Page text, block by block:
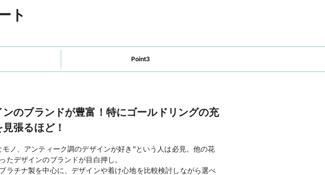
ト
Point3
のブランドが豊富！特にゴールドリングの充
張るほど！
モノ、アンティーク調のデザインが好き”という人は必見。他の花
たデザインのブランドが目白押し。
ラチナ製を中心に、デザインや着け心地を比較検討しながら選べ